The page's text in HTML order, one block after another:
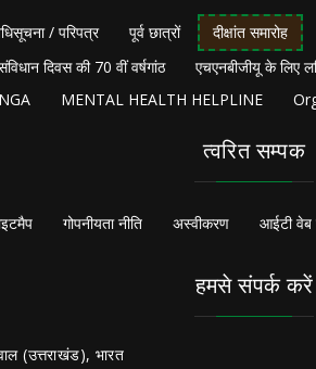
/ परिपत्र पूर्व छात्रों दीक्षांत समारोह
दिवस की 70 वीं वर्षगांठ एचएनबीजीयू के लिए
MENTAL HEALTH HELPLINE
त्वरित सम्पक
गोपनीयता नीति अस्वीकरण आईटी
हमसे संपर्क करें
(उत्तराखंड), भारत